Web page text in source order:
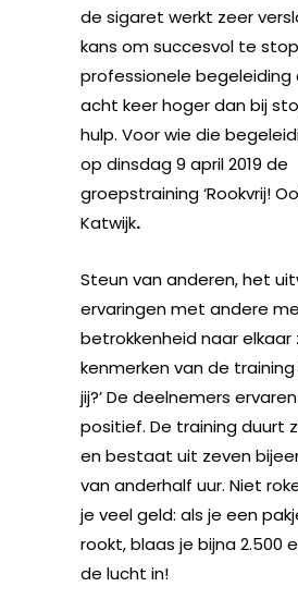
de sigaret werkt zeer
kans om succesvol te
professionele
acht keer hoger dan bij
hulp. Voor wie die
op dinsdag 9 april 2019 de
groepstraining ‘Rookvrij!
Katwijk.
Steun van anderen, het
ervaringen met andere
betrokkenheid naar elkaar
kenmerken van de training
jij?’ De deelnemers
positief. De training duurt
en bestaat uit zeven
van anderhalf uur. Niet
je veel geld: als je een
rookt, blaas je bijna 2.500
de lucht in!